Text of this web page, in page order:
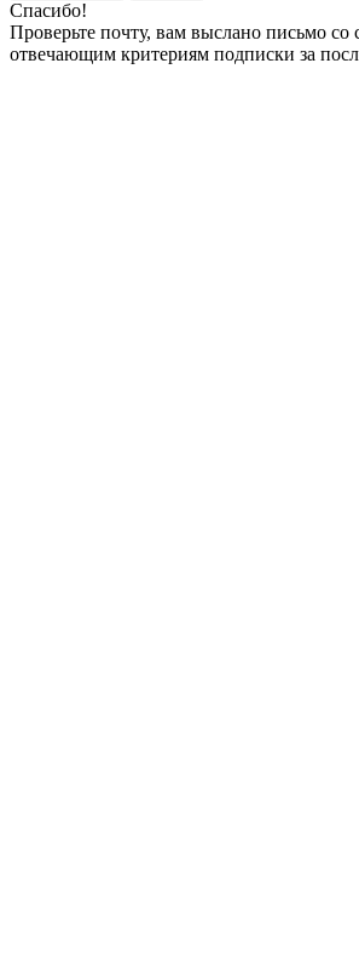
Спасибо!
Проверьте почту, вам выслано письмо со
отвечающим критериям подписки за